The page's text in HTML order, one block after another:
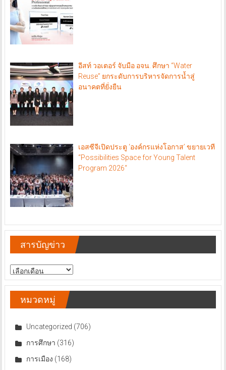
อีสท์ วอเตอร์ จับมือ อจน. ศึกษา “Water
Reuse” ยกระดับการบริหารจัดการน้ำสู่
อนาคตที่ยั่งยืน
เอสซีจีเปิดประตู ‘องค์กรแห่งโอกาส’ ขยายเวที
“Possibilities Space for Young Talent
Program 2026“
สารบัญข่าว
สารบัญ
ข่าว
หมวดหมู่
Uncategorized (706)
การศึกษา (316)
การเมือง (168)